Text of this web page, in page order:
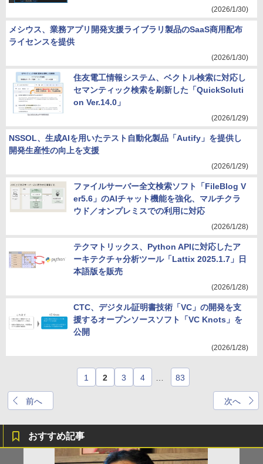
(2026/1/30)
メシウス、業務アプリ開発支援ライブラリ製品のSaaS商用配布
ライセンスを提供
(2026/1/30)
住友電工情報システム、ベクトル検索に対応し
セマンティック検索を刷新した「QuickSoluti
on Ver.14.0」
(2026/1/29)
NSSOL、生成AIを用いたテスト自動化製品「Autify」を提供し
開発生産性の向上を支援
(2026/1/29)
ファイルサーバー全文検索ソフト「FileBlog V
er5.6」のAIチャット機能を強化、マルチクラ
ウド／オンプレミスでの利用に対応
(2026/1/28)
テクマトリックス、Python APIに対応したア
ーキテクチャ分析ツール「Lattix 2025.1.7」日
本語版を販売
(2026/1/28)
CTC、デジタル証明書技術「VC」の開発を支
援するオープンソースソフト「VC Knots」を
公開
(2026/1/28)
前へ
1 2 3 4 83
次へ
おすすめ記事